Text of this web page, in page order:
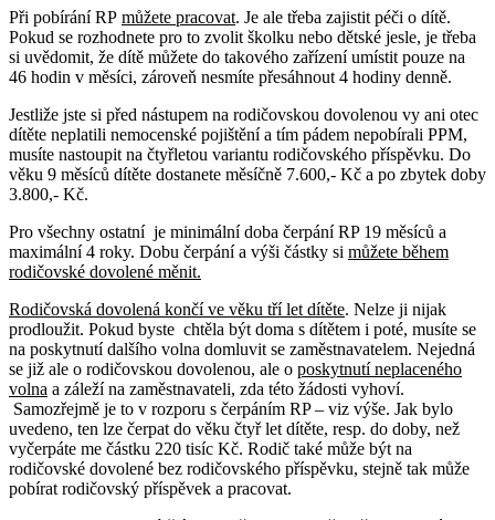
Při pobírání RP můžete pracovat. Je ale třeba zajistit péči o dítě.
Pokud se rozhodnete pro to zvolit školku nebo dětské jesle, je třeba
si uvědomit, že dítě můžete do takového zařízení umístit pouze na
46 hodin v měsíci, zároveň nesmíte přesáhnout 4 hodiny denně.
Jestliže jste si před nástupem na rodičovskou dovolenou vy ani otec
dítěte neplatili nemocenské pojištění a tím pádem nepobírali PPM,
musíte nastoupit na čtyřletou variantu rodičovského příspěvku. Do
věku 9 měsíců dítěte dostanete měsíčně 7.600,- Kč a po zbytek doby
3.800,- Kč.
Pro všechny ostatní je minimální doba čerpání RP 19 měsíců a
maximální 4 roky. Dobu čerpání a výši částky si můžete během
rodičovské dovolené měnit.
Rodičovská dovolená končí ve věku tří let dítěte. Nelze ji nijak
prodloužit. Pokud byste chtěla být doma s dítětem i poté, musíte se
na poskytnutí dalšího volna domluvit se zaměstnavatelem. Nejedná
se již ale o rodičovskou dovolenou, ale o poskytnutí neplaceného
volna a záleží na zaměstnavateli, zda této žádosti vyhoví.
Samozřejmě je to v rozporu s čerpáním RP – viz výše. Jak bylo
uvedeno, ten lze čerpat do věku čtyř let dítěte, resp. do doby, než
vyčerpáte me částku 220 tisíc Kč. Rodič také může být na
rodičovské dovolené bez rodičovského příspěvku, stejně tak může
pobírat rodičovský příspěvek a pracovat.